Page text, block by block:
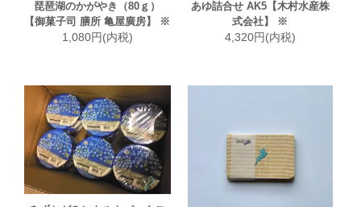
琵琶湖のかがやき（80ｇ）
【御菓子司 膳所 亀屋廣房】 ※
1,080円(内税)
あゆ詰合せ AK5【木村水産株
式会社】 ※
4,320円(内税)